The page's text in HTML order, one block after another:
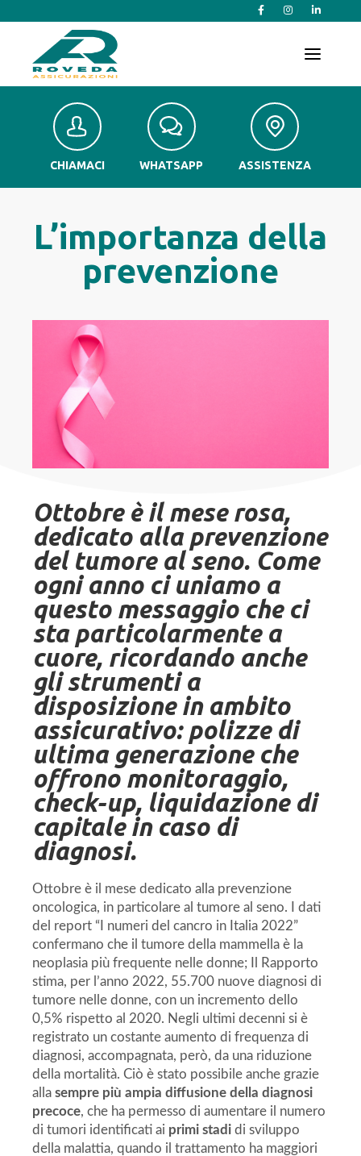
T
v
g
o
CHIAMACI WHATSAPP ASSISTENZA
L’importanza della
prevenzione
Ottobre è il mese rosa,
dedicato alla prevenzione
del tumore al seno. Come
ogni anno ci uniamo a
questo messaggio che ci
sta particolarmente a
cuore, ricordando anche
gli strumenti a
disposizione in ambito
assicurativo: polizze di
ultima generazione che
offrono monitoraggio,
check-up, liquidazione di
capitale in caso di
diagnosi.
Ottobre è il mese dedicato alla prevenzione
oncologica, in particolare al tumore al seno. I dati
del report “I numeri del cancro in Italia 2022”
confermano che il tumore della mammella è la
neoplasia più frequente nelle donne; Il Rapporto
stima, per l’anno 2022, 55.700 nuove diagnosi di
tumore nelle donne, con un incremento dello
0,5% rispetto al 2020. Negli ultimi decenni si è
registrato un costante aumento di frequenza di
diagnosi, accompagnata, però, da una riduzione
della mortalità. Ciò è stato possibile anche grazie
alla sempre più ampia diffusione della diagnosi
precoce, che ha permesso di aumentare il numero
di tumori identificati ai primi stadi di sviluppo
della malattia, quando il trattamento ha maggiori